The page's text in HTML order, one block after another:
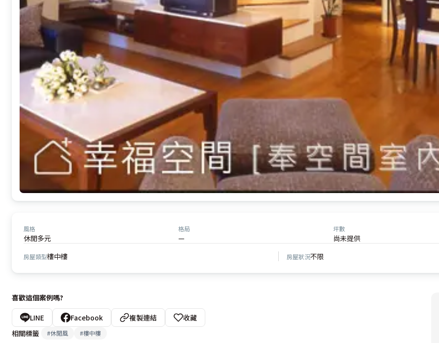
風格
休閒多元
格局
—
坪數
尚未提供
房屋類型樓中樓 房屋狀況不限
喜歡這個案例嗎?
LINE Facebook 複製連結
收藏
相關標籤
#休閒風 #樓中樓